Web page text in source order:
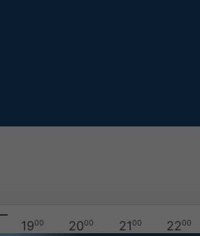
1900 2000 2100 2200